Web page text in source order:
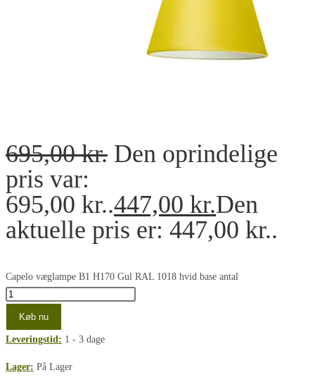
695,00kr. Den oprindelige
pris var:
695,00 kr..447,00 kr.Den
aktuelle pris er: 447,00 kr..
Capelo væglampe B1 H170 Gul RAL 1018 hvid base antal
Køb nu
Leveringstid: 1 - 3 dage
Lager: På Lager